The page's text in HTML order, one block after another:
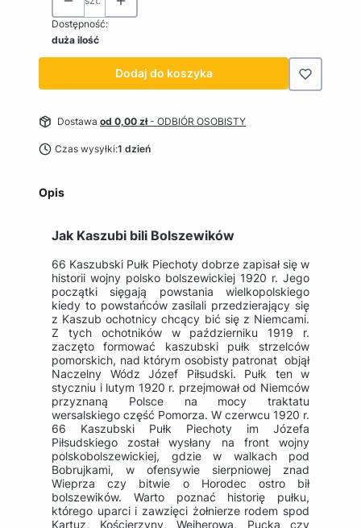
Dostępność:
duża ilość
Dodaj do koszyka
Dostawa od 0,00 zł- ODBIÓR OSOBISTY
Czas wysyłki:1 dzień
Opis
Jak Kaszubi bili Bolszewików
66 Kaszubski Pułk Piechoty dobrze zapisał się w
historii wojny polsko bolszewickiej 1920 r. Jego
początki sięgają powstania wielkopolskiego
kiedy to powstańców zasilali przedzierający się
z Kaszub ochotnicy chcący bić się z Niemcami.
Z tych ochotników w październiku 1919 r.
zaczęto formować kaszubski pułk strzelców
pomorskich, nad którym osobisty patronat objął
Naczelny Wódz Józef Piłsudski. Pułk ten w
styczniu i lutym 1920 r. przejmował od Niemców
przyznaną Polsce na mocy traktatu
wersalskiego część Pomorza. W czerwcu 1920 r.
66 Kaszubski Pułk Piechoty im Józefa
Piłsudskiego został wysłany na front wojny
polskobolszewickiej, gdzie w walkach pod
Bobrujkami, w ofensywie sierpniowej znad
Wieprza czy bitwie o Horodec ostro bił
bolszewików. Warto poznać historię pułku,
którego uparci i zawzięci żołnierze rodem spod
Kartuz, Kościerzyny, Wejherowa, Pucka czy